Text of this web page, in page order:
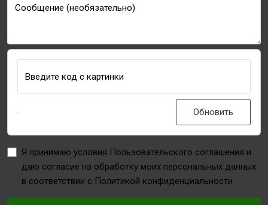
Сообщение (необязательно)
Введите код с картинки
Обновить
Я принимаю условия Пользовательского соглашения и
даю согласие на обработку моих персональных данных
в соответствии с Политикой конфиденциальности